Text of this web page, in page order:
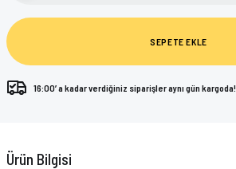
SEPETE EKLE
16:00’ a kadar verdiğiniz siparişler aynı gün kargoda!
Ürün Bilgisi